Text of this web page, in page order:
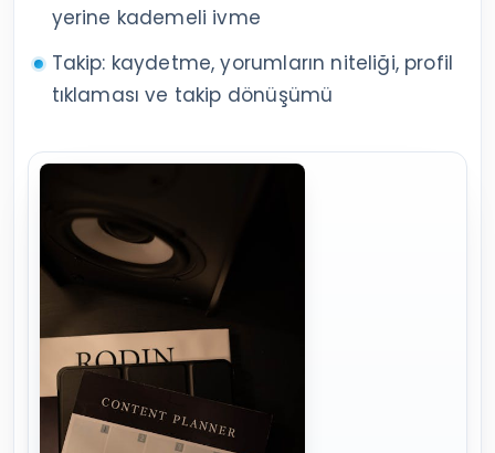
yerine kademeli ivme
Takip: kaydetme, yorumların niteliği, profil
tıklaması ve takip dönüşümü